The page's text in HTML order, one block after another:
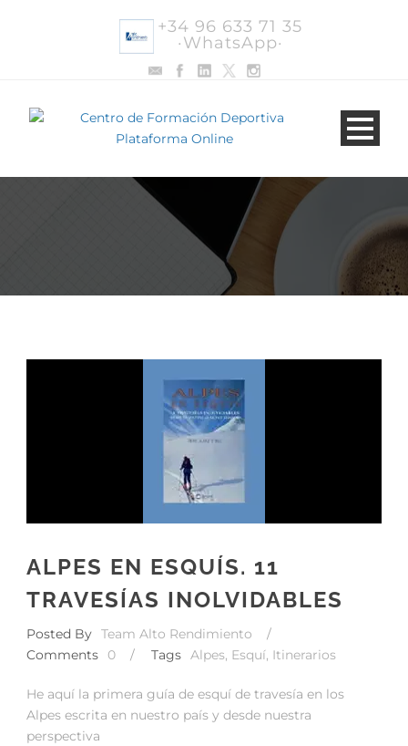
+34 96 633 71 35
·WhatsApp·
ALPES EN ESQUÍS. 11
TRAVESÍAS INOLVIDABLES
Posted By Team Alto Rendimiento
/
Comments
0 / Tags Alpes, Esquí, Itinerarios
He aquí la primera guía de esquí de travesía en los
Alpes escrita en nuestro país y desde nuestra
perspectiva